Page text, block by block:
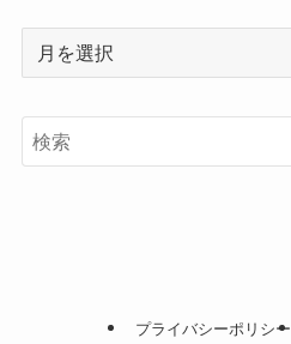
事
＆
プライバシーポリシー